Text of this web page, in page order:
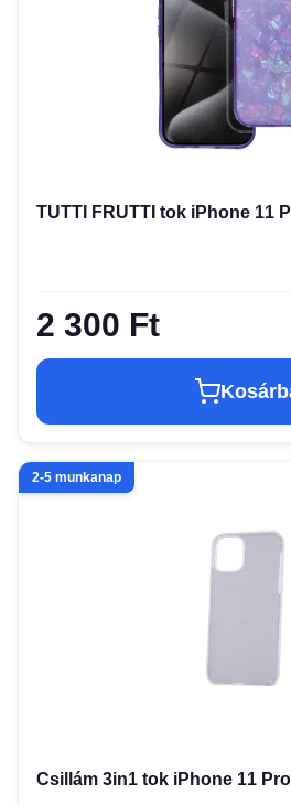
TUTTI FRUTTI tok iPhone 11
2 300 Ft
2-5 munkanap
Csillám 3in1 tok iPhone 11